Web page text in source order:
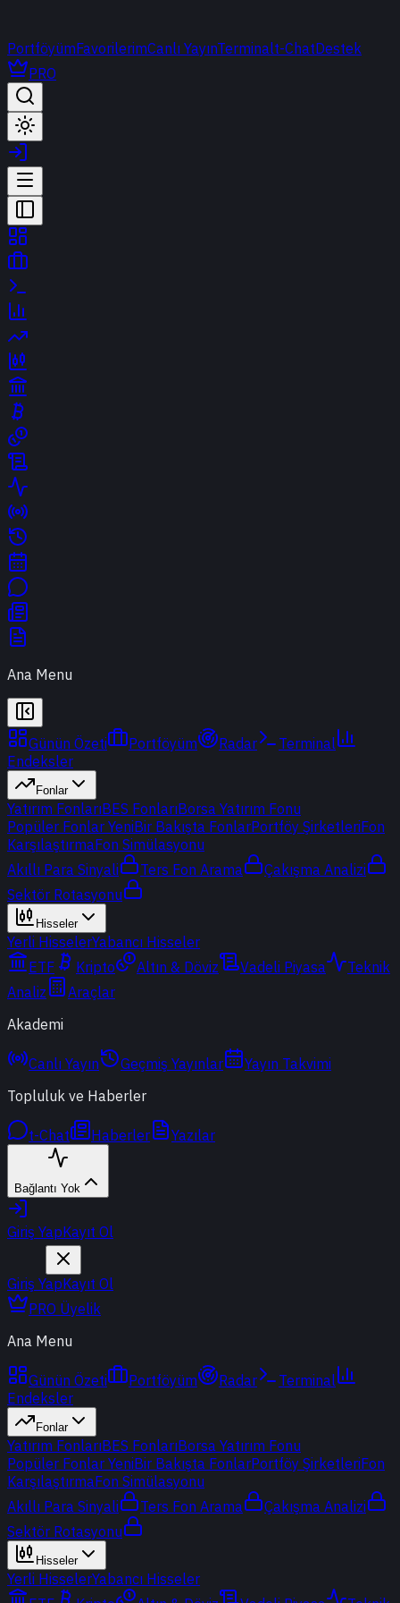
PortföyümFavorilerimCanlı YayınTerminalt-ChatDestek
PRO
Ana Menu
Günün Özeti Portföyüm Radar
Terminal
Endeksler
Fonlar
Yatırım FonlarıBES FonlarıBorsa Yatırım Fonu
Popüler Fonlar YeniBir Bakışta FonlarPortföy ŞirketleriFon
KarşılaştırmaFon Simülasyonu
Akıllı Para Sinyali
Ters Fon Arama
Çakışma Analizi
Sektör Rotasyonu
Hisseler
Yerli HisselerYabancı Hisseler
ETF
Kripto Altın & Döviz Vadeli Piyasa
Teknik
Analiz
Araçlar
Akademi
Canlı Yayın Geçmiş Yayınlar
Yayın Takvimi
Topluluk ve Haberler
t-Chat Haberler Yazılar
Bağlantı Yok
Giriş YapKayıt Ol
Giriş YapKayıt Ol
PRO Üyelik
Ana Menu
Günün Özeti Portföyüm Radar
Terminal
Endeksler
Fonlar
Yatırım FonlarıBES FonlarıBorsa Yatırım Fonu
Popüler Fonlar YeniBir Bakışta FonlarPortföy ŞirketleriFon
KarşılaştırmaFon Simülasyonu
Akıllı Para Sinyali
Ters Fon Arama
Çakışma Analizi
Sektör Rotasyonu
Hisseler
Yerli HisselerYabancı Hisseler